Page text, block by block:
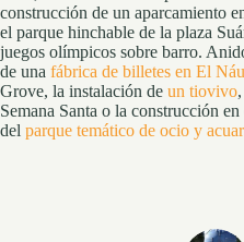
construcción de un aparcamiento
el parque hinchable de la plaza
juegos olímpicos sobre barro.
de una fábrica de billetes en El
Grove, la instalación de un tiovivo
Semana Santa o la construcción
del parque temático de ocio y